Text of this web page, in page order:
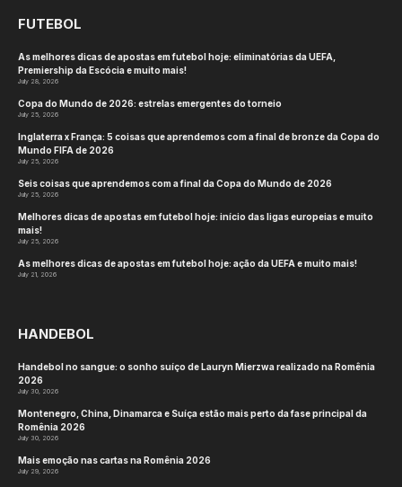
FUTEBOL
As melhores dicas de apostas em futebol hoje: eliminatórias da UEFA,
Premiership da Escócia e muito mais!
July 28, 2026
Copa do Mundo de 2026: estrelas emergentes do torneio
July 25, 2026
Inglaterra x França: 5 coisas que aprendemos com a final de bronze da Copa do
Mundo FIFA de 2026
July 25, 2026
Seis coisas que aprendemos com a final da Copa do Mundo de 2026
July 25, 2026
Melhores dicas de apostas em futebol hoje: início das ligas europeias e muito
mais!
July 25, 2026
As melhores dicas de apostas em futebol hoje: ação da UEFA e muito mais!
July 21, 2026
HANDEBOL
Handebol no sangue: o sonho suíço de Lauryn Mierzwa realizado na Romênia
2026
July 30, 2026
Montenegro, China, Dinamarca e Suíça estão mais perto da fase principal da
Romênia 2026
July 30, 2026
Mais emoção nas cartas na Romênia 2026
July 29, 2026